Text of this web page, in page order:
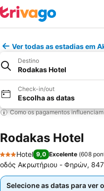
Ver todas as estadias em
Destino
Rodakas Hotel
Check-in/out
Escolha as datas
Como os pagamentos
Rodakas Hotel
3 Estrelas
Hotel 9,0 Excelente (608
οδός Ακρωτήριου - Φηρών,
Selecione as datas para ver
Selecione as datas para ver